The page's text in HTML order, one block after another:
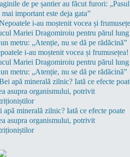
de pe șantier au făcut furori: „Pasul
mai important este deja gata”
i-au moștenit vocea și frumusețea!
Mariei Dragomiroiu pentru părul lung
metru: „Atenție, nu se dă pe rădăcină”
apă minerală zilnic? Iată ce efecte poate
asupra organismului, potrivit